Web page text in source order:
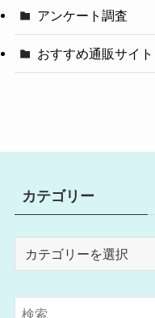
アンケート調査
おすすめ通販サイト
カテゴリー
リ